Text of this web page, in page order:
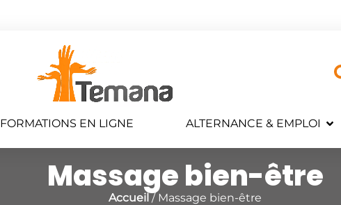
FORMATIONS EN LIGNE ALTERNANCE & EMPLOI
Massage bien-être
Accueil/ Massage bien-être